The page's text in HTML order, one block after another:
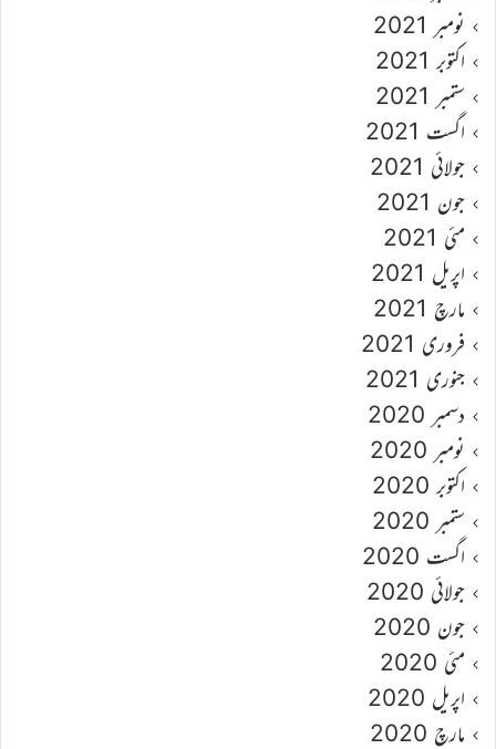
نومبر 2021
اکتوبر 2021
ستمبر 2021
اگست 2021
جولائی 2021
جون 2021
مئی 2021
اپریل 2021
مارچ 2021
فروری 2021
جنوری 2021
دسمبر 2020
نومبر 2020
اکتوبر 2020
ستمبر 2020
اگست 2020
جولائی 2020
جون 2020
مئی 2020
اپریل 2020
مارچ 2020